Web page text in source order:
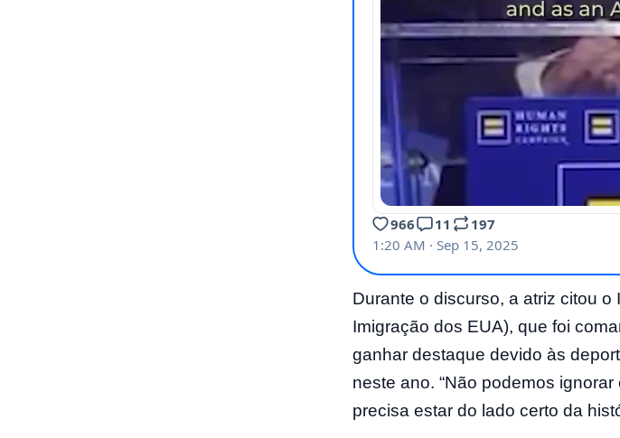
Durante o discurso, a atriz citou o
Imigração dos EUA), que foi
ganhar destaque devido às
neste ano. “Não podemos
precisa estar do lado certo da